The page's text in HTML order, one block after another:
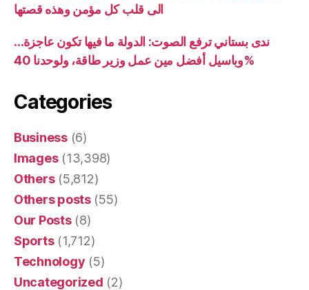
الى قلب كل مؤمن وهذه قصتها
ندى بستاني ترفع الصوت: الدولة ما فيها تكون عاجزة…
وباسيل أفضل مين عمل وزير طاقة، ولوحدنا 40%
Categories
Business(6)
Images(13,398)
Others(5,812)
Others posts(55)
Our Posts(8)
Sports(1,712)
Technology (5)
Uncategorized (2)